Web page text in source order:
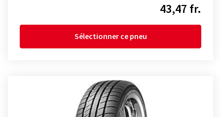
43,47 fr.
Sélectionner ce pneu